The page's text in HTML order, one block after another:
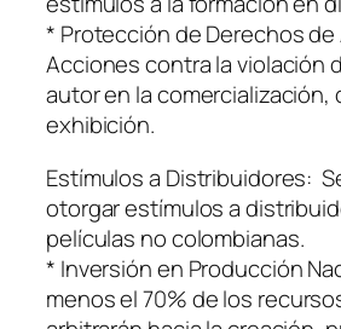
* Protección de Derechos
Acciones contra la violación
autor en la comercialización,
exhibición.
Estímulos a Distribuidores:
otorgar estímulos a
películas no colombianas.
* Inversión en Producción
menos el 70% de los